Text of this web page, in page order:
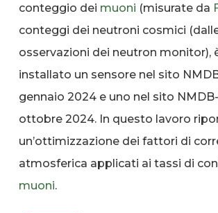
conteggio dei muoni (misurate da
conteggi dei neutroni cosmici
osservazioni dei neutron monitor),
installato un sensore nel sito
gennaio 2024 e uno nel sito
ottobre 2024. In questo lavoro
un’ottimizzazione dei fattori di
atmosferica applicati ai tassi di
muoni.